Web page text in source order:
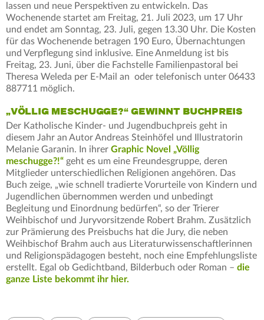
lassen und neue Perspektiven zu entwickeln. Das
Wochenende startet am Freitag, 21. Juli 2023, um 17 Uhr
und endet am Sonntag, 23. Juli, gegen 13.30 Uhr. Die Kosten
für das Wochenende betragen 190 Euro, Übernachtungen
und Verpflegung sind inklusive. Eine Anmeldung ist bis
Freitag, 23. Juni, über die Fachstelle Familienpastoral bei
Theresa Weleda per E-Mail an oder telefonisch unter 06433
887711 möglich.
„VÖLLIG MESCHUGGE?“ GEWINNT BUCHPREIS
Der Katholische Kinder- und Jugendbuchpreis geht in
diesem Jahr an Autor Andreas Steinhöfel und Illustratorin
Melanie Garanin. In ihrer Graphic Novel „Völlig
meschugge?!“ geht es um eine Freundesgruppe, deren
Mitglieder unterschiedlichen Religionen angehören. Das
Buch zeige, „wie schnell tradierte Vorurteile von Kindern und
Jugendlichen übernommen werden und unbedingt
Begleitung und Einordnung bedürfen“, so der Trierer
Weihbischof und Juryvorsitzende Robert Brahm. Zusätzlich
zur Prämierung des Preisbuchs hat die Jury, die neben
Weihbischof Brahm auch aus Literaturwissenschaftlerinnen
und Religionspädagogen besteht, noch eine Empfehlungsliste
erstellt. Egal ob Gedichtband, Bilderbuch oder Roman – die
ganze Liste bekommt ihr hier.